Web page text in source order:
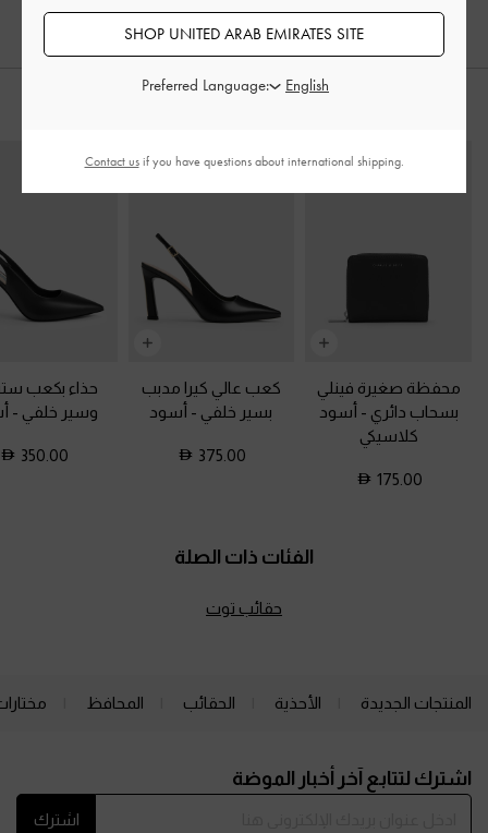
محفظة صغيرة فينلي
بسحاب دائري - أسود
كلاسيكي
175.00
كعب عالي كيرا مدبب
بسير خلفي - أسود
375.00
حذاء بكعب
وسير خلفي -
350.00
الفئات ذات الصلة
حقائب توت
المنتجات الجديدة الأحذية الحقائب المحافظ
اشترك لتتابع آخر أخبار الموضة
اشترك
SHOP UNITED ARAB EMIRATES SITE
Preferred Language:
Contact usif you have questions about international shipping.